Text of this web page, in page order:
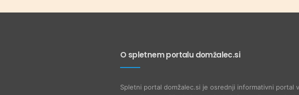
O spletnem portalu domžalec.si
Spletni portal domžalec.si je osrednji informativni portal